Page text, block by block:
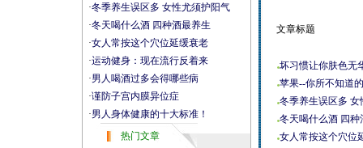
·冬季养生误区多 女性尤须护阳气
·冬天喝什么酒 四种酒最养生
·女人常按这个穴位延缓衰老
·运动健身：现在流行反着来
·男人喝酒过多会得哪些病
·谨防子宫内膜异位症
·男人身体健康的十大标准！
热门文章
文章标题
坏习惯让你肤色无
苹果--你所不知道
冬季养生误区多 女
冬天喝什么酒 四种
女人常按这个穴位